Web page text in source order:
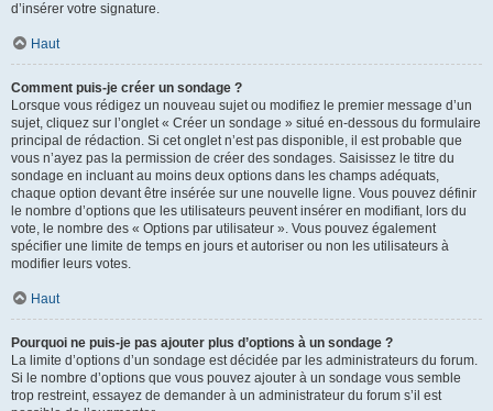
d’insérer votre signature.
Haut
Comment puis-je créer un sondage ?
Lorsque vous rédigez un nouveau sujet ou modifiez le premier message d’un
sujet, cliquez sur l’onglet « Créer un sondage » situé en-dessous du formulaire
principal de rédaction. Si cet onglet n’est pas disponible, il est probable que
vous n’ayez pas la permission de créer des sondages. Saisissez le titre du
sondage en incluant au moins deux options dans les champs adéquats,
chaque option devant être insérée sur une nouvelle ligne. Vous pouvez définir
le nombre d’options que les utilisateurs peuvent insérer en modifiant, lors du
vote, le nombre des « Options par utilisateur ». Vous pouvez également
spécifier une limite de temps en jours et autoriser ou non les utilisateurs à
modifier leurs votes.
Haut
Pourquoi ne puis-je pas ajouter plus d’options à un sondage ?
La limite d’options d’un sondage est décidée par les administrateurs du forum.
Si le nombre d’options que vous pouvez ajouter à un sondage vous semble
trop restreint, essayez de demander à un administrateur du forum s’il est